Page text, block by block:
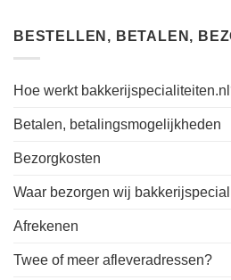
BESTELLEN, BETALEN,
Hoe werkt
Betalen, betalingsmogelijkheden
Bezorgkosten
Waar bezorgen wij
Afrekenen
Twee of meer afleveradressen?